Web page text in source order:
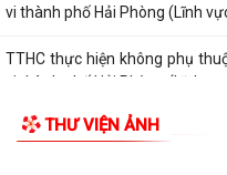
vi thành phố Hải Phòng (Lĩnh
TTHC thực hiện không phụ
vi thành phố Hải Phòng (Lĩnh
TTHC thực hiện không phụ